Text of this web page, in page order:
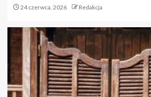
24 czerwca, 2026 Redakcja